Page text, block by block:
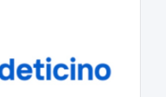
Vercelli